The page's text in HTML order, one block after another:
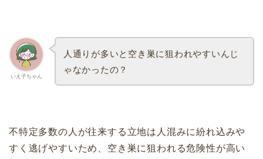
いえ子ちゃん
人通りが多いと空き巣に狙われやすいんじ
ゃなかったの？
不特定多数の人が往来する立地は人混みに紛れ込みや
すく逃げやすいため、空き巣に狙われる危険性が高い